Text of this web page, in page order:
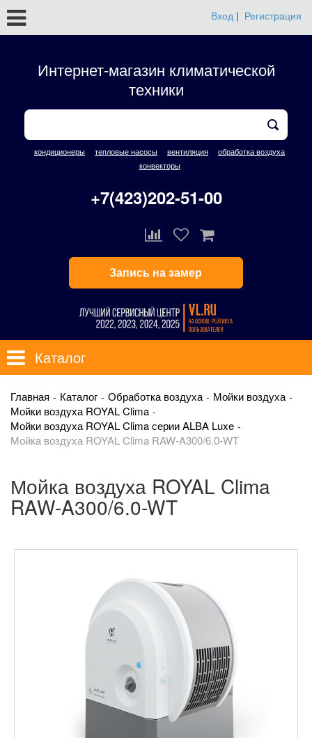
Вход | Регистрация
Интернет-магазин климатической
техники
кондиционеры тепловые насосы вентиляция
обработка воздуха
конвекторы
+7(423)202-51-00
Запись на замер
Каталог
Главная Каталог Обработка воздуха
Мойки воздуха
Мойки воздуха ROYAL Clima
Мойки воздуха ROYAL Clima серии ALBA Luxe
Мойка воздуха ROYAL Clima RAW-A300/6.0-WT
Мойка воздуха ROYAL Clima
RAW-A300/6.0-WT